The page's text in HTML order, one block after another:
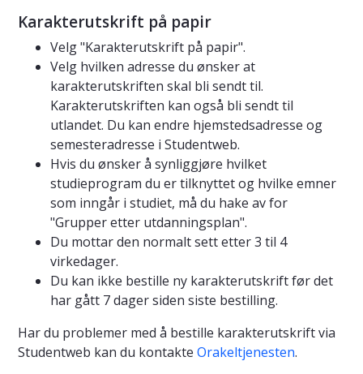
Karakterutskrift på papir
Velg "Karakterutskrift på papir".
Velg hvilken adresse du ønsker at
karakterutskriften skal bli sendt til.
Karakterutskriften kan også bli sendt til
utlandet. Du kan endre hjemstedsadresse og
semesteradresse i Studentweb.
Hvis du ønsker å synliggjøre hvilket
studieprogram du er tilknyttet og hvilke emner
som inngår i studiet, må du hake av for
"Grupper etter utdanningsplan".
Du mottar den normalt sett etter 3 til 4
virkedager.
Du kan ikke bestille ny karakterutskrift før det
har gått 7 dager siden siste bestilling.
Har du problemer med å bestille karakterutskrift via
Studentweb kan du kontakte Orakeltjenesten.